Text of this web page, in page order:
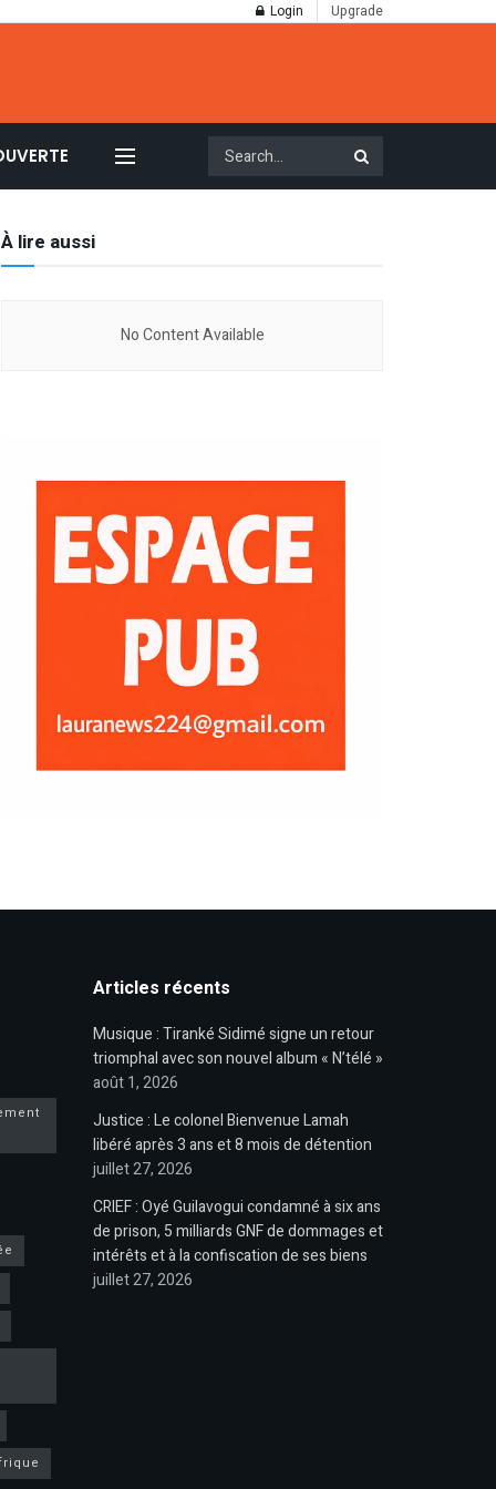
Login Upgrade
À lire aussi
No Content Available
Articles récents
Musique : Tiranké Sidimé signe un retour
triomphal avec son nouvel album « N’télé »
août 1, 2026
Justice : Le colonel Bienvenue Lamah
libéré après 3 ans et 8 mois de détention
juillet 27, 2026
CRIEF : Oyé Guilavogui condamné à six ans
de prison, 5 milliards GNF de dommages et
intérêts et à la confiscation de ses biens
juillet 27, 2026